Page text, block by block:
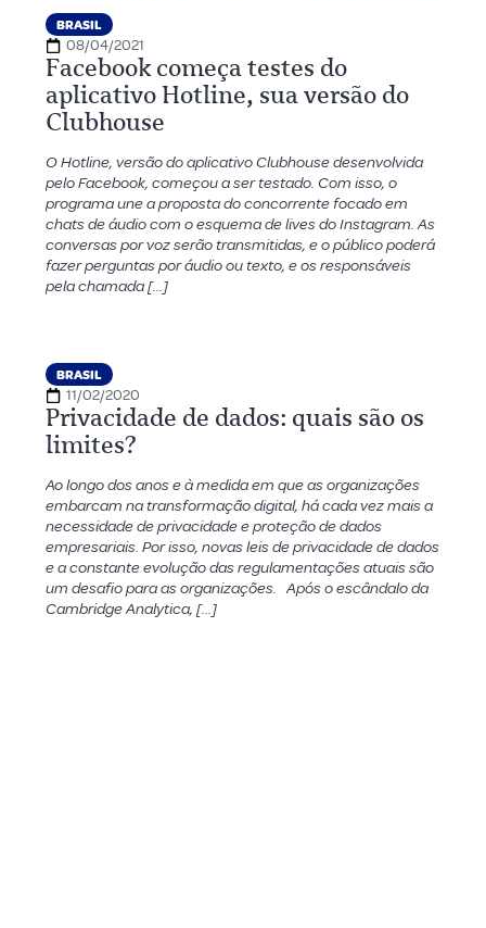
BRASIL
08/04/2021
Facebook começa testes do
aplicativo Hotline, sua versão do
Clubhouse
O Hotline, versão do aplicativo Clubhouse desenvolvida
pelo Facebook, começou a ser testado. Com isso, o
programa une a proposta do concorrente focado em
chats de áudio com o esquema de lives do Instagram. As
conversas por voz serão transmitidas, e o público poderá
fazer perguntas por áudio ou texto, e os responsáveis
pela chamada […]
BRASIL
11/02/2020
Privacidade de dados: quais são os
limites?
Ao longo dos anos e à medida em que as organizações
embarcam na transformação digital, há cada vez mais a
necessidade de privacidade e proteção de dados
empresariais. Por isso, novas leis de privacidade de dados
e a constante evolução das regulamentações atuais são
um desafio para as organizações. Após o escândalo da
Cambridge Analytica, […]